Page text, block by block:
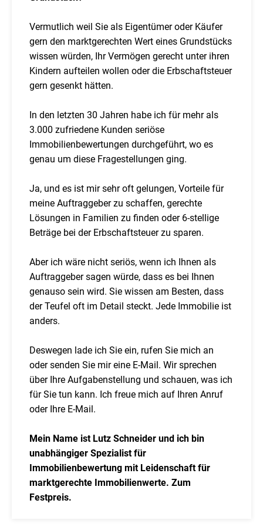
Vermutlich weil Sie als Eigentümer oder Käufer
gern den marktgerechten Wert eines Grundstücks
wissen würden, Ihr Vermögen gerecht unter ihren
Kindern aufteilen wollen oder die Erbschaftsteuer
gern gesenkt hätten.
In den letzten 30 Jahren habe ich für mehr als
3.000 zufriedene Kunden seriöse
Immobilienbewertungen durchgeführt, wo es
genau um diese Fragestellungen ging.
Ja, und es ist mir sehr oft gelungen, Vorteile für
meine Auftraggeber zu schaffen, gerechte
Lösungen in Familien zu finden oder 6-stellige
Beträge bei der Erbschaftsteuer zu sparen.
Aber ich wäre nicht seriös, wenn ich Ihnen als
Auftraggeber sagen würde, dass es bei Ihnen
genauso sein wird. Sie wissen am Besten, dass
der Teufel oft im Detail steckt. Jede Immobilie ist
anders.
Deswegen lade ich Sie ein, rufen Sie mich an
oder senden Sie mir eine E-Mail. Wir sprechen
über Ihre Aufgabenstellung und schauen, was ich
für Sie tun kann. Ich freue mich auf Ihren Anruf
oder Ihre E-Mail.
Mein Name ist Lutz Schneider und ich bin
unabhängiger Spezialist für
Immobilienbewertung mit Leidenschaft für
marktgerechte Immobilienwerte. Zum
Festpreis.